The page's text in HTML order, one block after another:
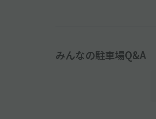
みんなの駐車場Q&A